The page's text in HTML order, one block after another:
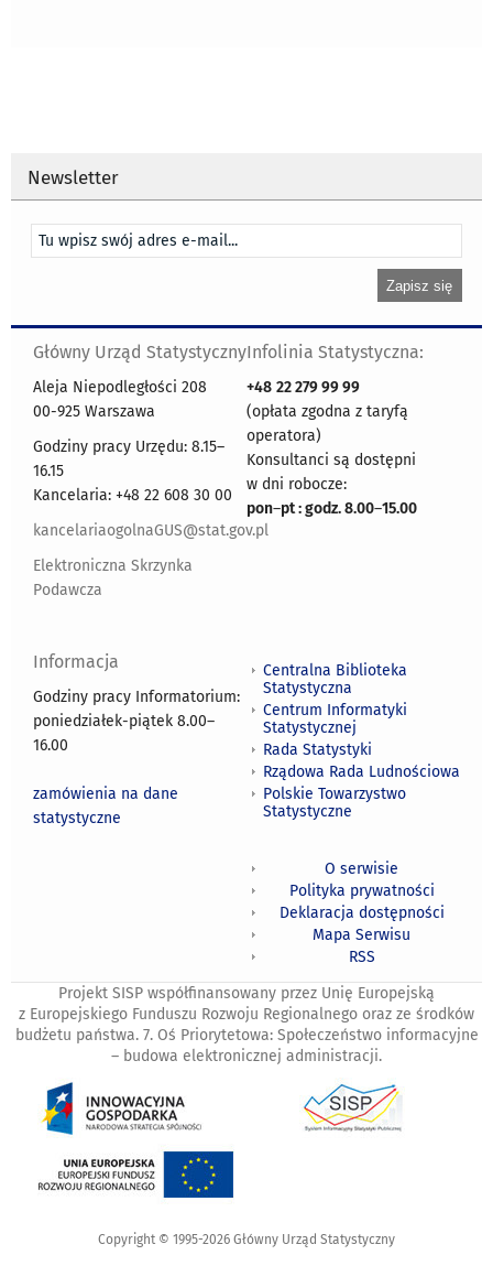
Newsletter
Główny Urząd Statystyczny
Aleja Niepodległości 208
00-925 Warszawa
Godziny pracy Urzędu: 8.15–
16.15
Kancelaria: +48 22 608 30 00
kancelariaogolnaGUS@stat.gov.pl
Elektroniczna Skrzynka
Podawcza
Infolinia Statystyczna:
+48 22 279 99 99
(opłata zgodna z taryfą
operatora)
Konsultanci są dostępni
w dni robocze:
pon–pt : godz. 8.00–15.00
Informacja
Godziny pracy Informatorium:
poniedziałek-piątek 8.00–
16.00
zamówienia na dane
statystyczne
Centralna Biblioteka
Statystyczna
Centrum Informatyki
Statystycznej
Rada Statystyki
Rządowa Rada Ludnościowa
Polskie Towarzystwo
Statystyczne
O serwisie
Polityka prywatności
Deklaracja dostępności
Mapa Serwisu
RSS
Projekt SISP współfinansowany przez Unię Europejską
z Europejskiego Funduszu Rozwoju Regionalnego oraz ze środków
budżetu państwa. 7. Oś Priorytetowa: Społeczeństwo informacyjne
– budowa elektronicznej administracji.
Copyright © 1995-2026 Główny Urząd Statystyczny